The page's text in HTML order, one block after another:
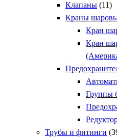
Клапаны (11)
Краны
Кран
Кран
Группы
Трубы и фитинги